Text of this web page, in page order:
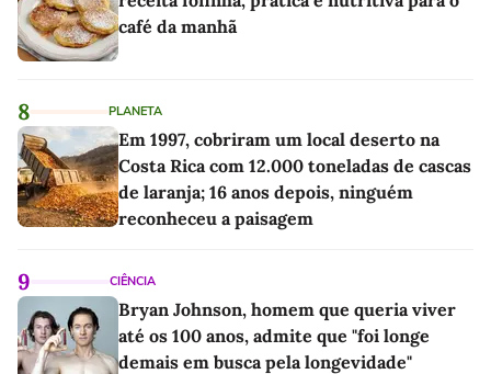
café da manhã
8 PLANETA
Em 1997, cobriram um local deserto na
Costa Rica com 12.000 toneladas de cascas
de laranja; 16 anos depois, ninguém
reconheceu a paisagem
9 CIÊNCIA
Bryan Johnson, homem que queria viver
até os 100 anos, admite que "foi longe
demais em busca pela longevidade"